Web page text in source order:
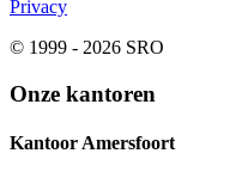
Privacy
© 1999 - 2026 SRO
Onze kantoren
Kantoor Amersfoort